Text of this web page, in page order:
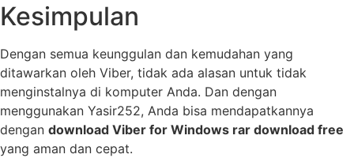
Kesimpulan
Dengan semua keunggulan dan kemudahan yang
ditawarkan oleh Viber, tidak ada alasan untuk tidak
menginstalnya di komputer Anda. Dan dengan
menggunakan Yasir252, Anda bisa mendapatkannya
dengan download Viber for Windows rar download free
yang aman dan cepat.